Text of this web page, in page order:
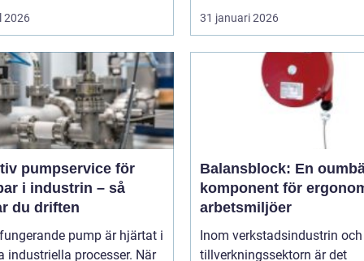
2026 31 januari 2026
pumpservice för
i industrin – så
du driften
pump är hjärtat i
industriella processer. När
Balansblock: En
komponent för
arbetsmiljöer
Inom verkstadsindustrin och
tillverkningssektorn är det